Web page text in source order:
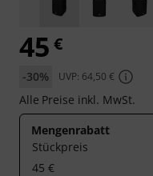
45 €
-30% UVP: 64,50 €
Alle Preise inkl. MwSt.
Mengenrabatt
Stückpreis
45 €